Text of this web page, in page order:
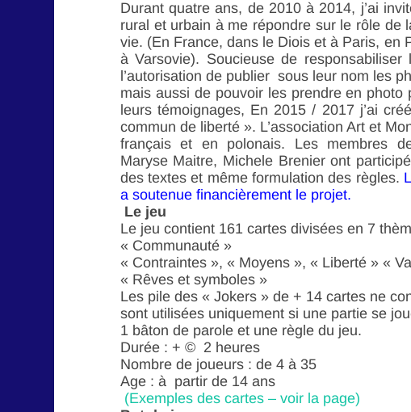
Durant quatre ans, de 2010 à 2014, j’ai
rural et urbain à me répondre sur le rôle de
vie. (En France, dans le Diois et à Paris, en
à Varsovie). Soucieuse de
l’autorisation de publier sous leur nom les
mais aussi de pouvoir les prendre en
leurs témoignages, En 2015 / 2017 j’ai
commun de liberté ». L’association Art et
français et en polonais. Les membres
Maryse Maitre, Michele Brenier ont
des textes et même formulation des règles.
a soutenue financièrement le projet.
Le jeu
Le jeu contient 161 cartes divisées en 7
« Communauté »
« Contraintes », « Moyens », « Liberté » «
« Rêves et symboles »
Les pile des « Jokers » de + 14 cartes ne
sont utilisées uniquement si une partie se
1 bâton de parole et une règle du jeu.
Durée : + © 2 heures
Nombre de joueurs : de 4 à 35
Age : à partir de 14 ans
(Exemples des cartes – voir la page)